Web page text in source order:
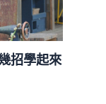
招學起來